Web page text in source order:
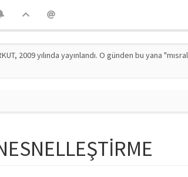
2009 yılında yayınlandı. O günden bu yana